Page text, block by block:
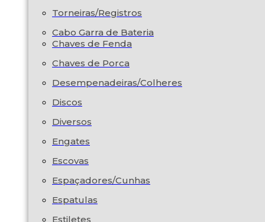
Torneiras/Registros
Cabo Garra de Bateria
Chaves de Fenda
Chaves de Porca
Desempenadeiras/Colheres
Discos
Diversos
Engates
Escovas
Espaçadores/Cunhas
Espatulas
Estiletes